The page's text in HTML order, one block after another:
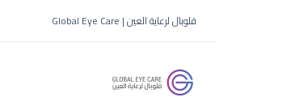
نسبة
قلوبال لرعاية العين | Global Eye Care